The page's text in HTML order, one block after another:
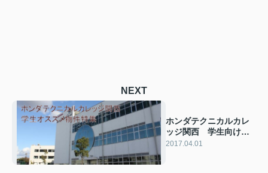
NEXT
ホンダテクニカルカレ
ッジ関西 学生向け特
集
2017.04.01